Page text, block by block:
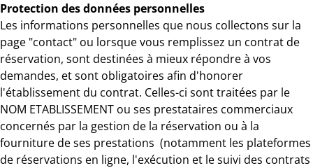
Protection des données personnelles
Les informations personnelles que nous collectons sur la
page "contact" ou lorsque vous remplissez un contrat de
réservation, sont destinées à mieux répondre à vos
demandes, et sont obligatoires afin d'honorer
l'établissement du contrat. Celles-ci sont traitées par le
NOM ETABLISSEMENT ou ses prestataires commerciaux
concernés par la gestion de la réservation ou à la
fourniture de ses prestations (notamment les plateformes
de réservations en ligne, l'exécution et le suivi des contrats